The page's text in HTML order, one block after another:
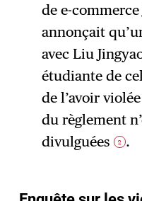
de e-
annonçait
avec Liu
étudiante de
de l’avoir
du règlement
divulguées
2 .